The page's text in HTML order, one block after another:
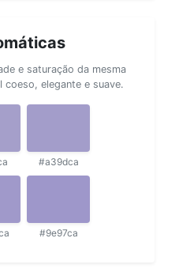
e saturação da mesma
coeso, elegante e suave.
#a39dca
#9e97ca